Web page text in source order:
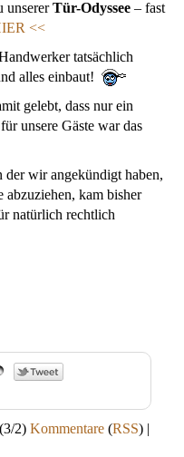
unsererTür-Odyssee – fast
<<
tatsächlich
alles einbaut!
gelebt, dass nur ein
unsere Gäste war das
der wir angekündigt haben,
abzuziehen, kam bisher
natürlich rechtlich
(3/2) Kommentare (RSS) |